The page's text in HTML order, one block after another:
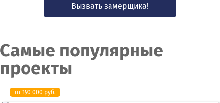
смонтировать откосы.Вызвать замерщика!
Самые популярные
проекты
от 190 000 руб.